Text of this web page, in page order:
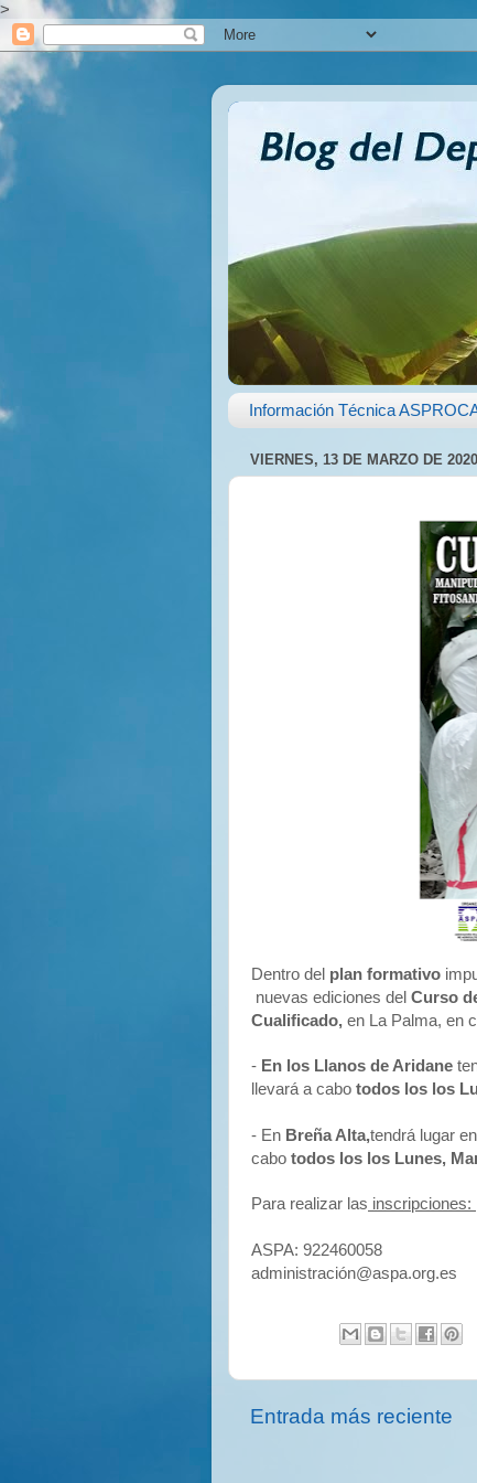
>
Información Técnica
VIERNES, 13 DE MARZO DE 2020
Dentro del plan formativo
nuevas ediciones del Curso
Cualificado, en La Palma, en
- En los Llanos de Aridane
llevará a cabo todos los los
- En Breña Alta,tendrá lugar
cabo todos los los Lunes,
Para realizar las inscripciones:
ASPA: 922460058
administración@aspa.org.es
Entrada más reciente